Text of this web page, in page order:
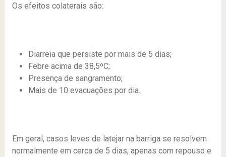
Os efeitos colaterais são:
Diarreia que persiste por mais de 5 dias;
Febre acima de 38,5ºC;
Presença de sangramento;
Mais de 10 evacuações por dia.
Em geral, casos leves de latejar na barriga se resolvem
normalmente em cerca de 5 dias, apenas com repouso e